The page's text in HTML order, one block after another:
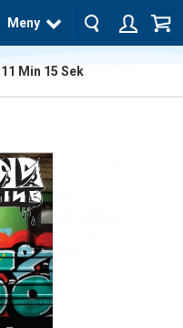
Meny
11 Min 14 Sek